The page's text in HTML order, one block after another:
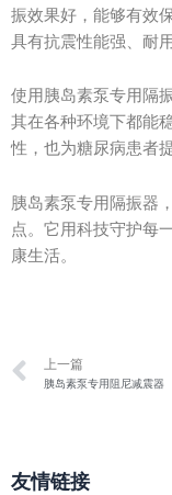
振效果好，能够有效
具有抗震性能强、耐
使用胰岛素泵专用隔
其在各种环境下都能
性，也为糖尿病患者
胰岛素泵专用隔振器
点。它用科技守护每
康生活。
Prev
上一篇
胰岛素泵专用阻尼减震器
友情链接